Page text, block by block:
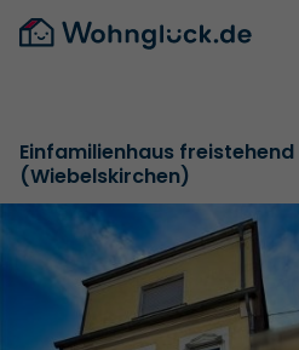
Einfamilienhaus freistehend
(Wiebelskirchen)